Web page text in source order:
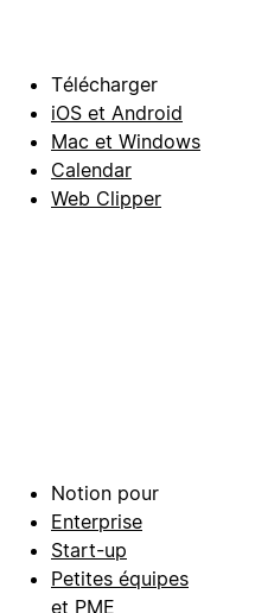
Télécharger
iOS et Android
Mac et Windows
Calendar
Web Clipper
Notion pour
Enterprise
Start-up
Petites équipes
et PME